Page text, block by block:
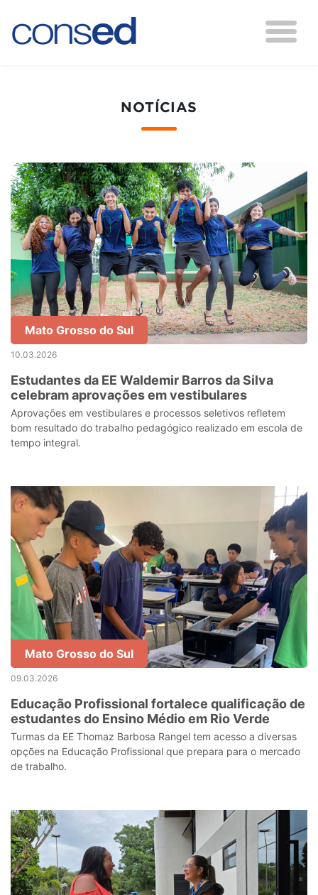
NOTÍCIAS
Mato Grosso do Sul
10.03.2026
Estudantes da EE Waldemir Barros da Silva
celebram aprovações em vestibulares
Aprovações em vestibulares e processos seletivos refletem
bom resultado do trabalho pedagógico realizado em escola de
tempo integral.
Mato Grosso do Sul
09.03.2026
Educação Profissional fortalece qualificação de
estudantes do Ensino Médio em Rio Verde
Turmas da EE Thomaz Barbosa Rangel tem acesso a diversas
opções na Educação Profissional que prepara para o mercado
de trabalho.